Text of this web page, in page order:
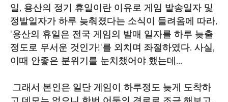
일, 용산의 정기 휴일이란 이유로 게임 발송일자 및
정발일자가 하루 늦춰졌다는 소식이 들려옴에 따라,
'용산의 휴일은 전국 게임의 발매 일자를 하루 늦출
정도로 무서운 것인가!'를 외치며 좌절하였다. 사실,
이때 안좋은 분위기를 눈치챘어야 했는데...
그래서 본인은 일단 게임이 하루정도 늦게 도착하